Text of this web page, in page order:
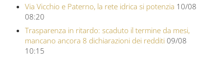
Via Vicchio e Paterno, la rete idrica si potenzia 10/08
08:20
Trasparenza in ritardo: scaduto il termine da mesi,
mancano ancora 8 dichiarazioni dei redditi 09/08
10:15